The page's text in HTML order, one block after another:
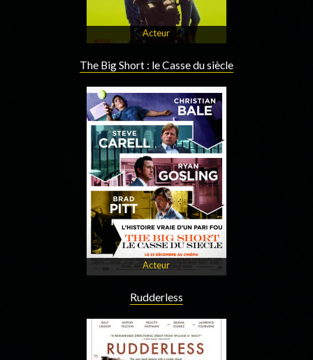
Acteur
The Big Short : le Casse du siècle
Acteur
Rudderless